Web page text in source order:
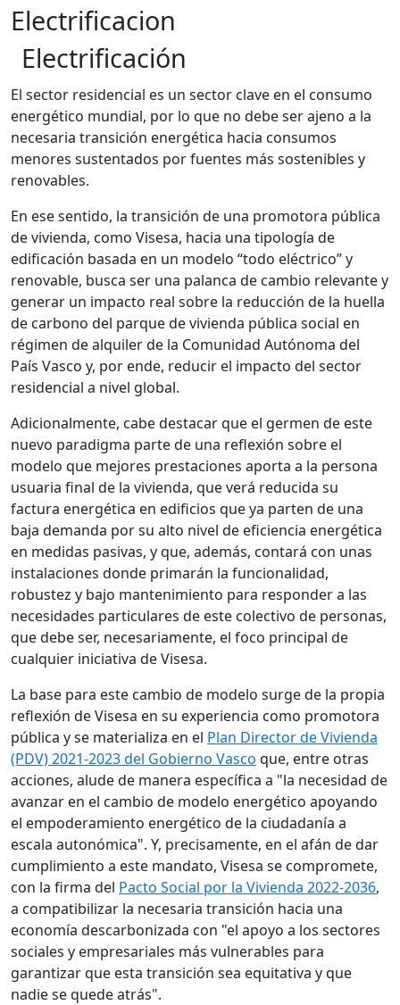
Electrificacion
Electrificación
El sector residencial es un sector clave en el consumo
energético mundial, por lo que no debe ser ajeno a la
necesaria transición energética hacia consumos
menores sustentados por fuentes más sostenibles y
renovables.
En ese sentido, la transición de una promotora pública
de vivienda, como Visesa, hacia una tipología de
edificación basada en un modelo “todo eléctrico” y
renovable, busca ser una palanca de cambio relevante y
generar un impacto real sobre la reducción de la huella
de carbono del parque de vivienda pública social en
régimen de alquiler de la Comunidad Autónoma del
País Vasco y, por ende, reducir el impacto del sector
residencial a nivel global.
Adicionalmente, cabe destacar que el germen de este
nuevo paradigma parte de una reflexión sobre el
modelo que mejores prestaciones aporta a la persona
usuaria final de la vivienda, que verá reducida su
factura energética en edificios que ya parten de una
baja demanda por su alto nivel de eficiencia energética
en medidas pasivas, y que, además, contará con unas
instalaciones donde primarán la funcionalidad,
robustez y bajo mantenimiento para responder a las
necesidades particulares de este colectivo de personas,
que debe ser, necesariamente, el foco principal de
cualquier iniciativa de Visesa.
La base para este cambio de modelo surge de la propia
reflexión de Visesa en su experiencia como promotora
pública y se materializa en el Plan Director de Vivienda
(PDV) 2021-2023 del Gobierno Vasco que, entre otras
acciones, alude de manera específica a "la necesidad de
avanzar en el cambio de modelo energético apoyando
el empoderamiento energético de la ciudadanía a
escala autonómica". Y, precisamente, en el afán de dar
cumplimiento a este mandato, Visesa se compromete,
con la firma del Pacto Social por la Vivienda 2022-2036,
a compatibilizar la necesaria transición hacia una
economía descarbonizada con "el apoyo a los sectores
sociales y empresariales más vulnerables para
garantizar que esta transición sea equitativa y que
nadie se quede atrás".